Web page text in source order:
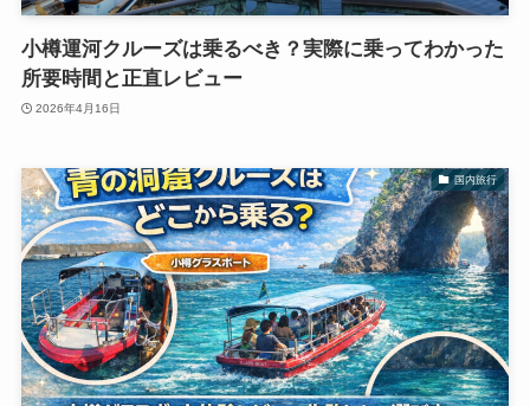
小樽運河クルーズは乗るべき？実際に乗ってわかった
所要時間と正直レビュー
2026年4月16日
国内旅行